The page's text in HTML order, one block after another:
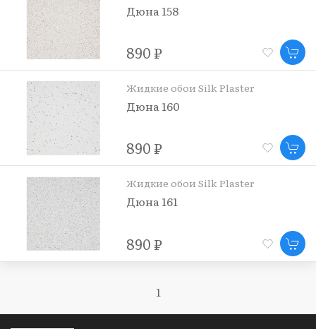
Дюна 158
890 ₽
Жидкие обои Silk Plaster
Дюна 160
890 ₽
Жидкие обои Silk Plaster
Дюна 161
890 ₽
1